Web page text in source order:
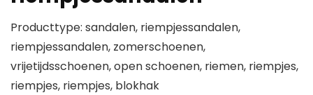
Producttype: sandalen, riempjessandalen,
riempjessandalen, zomerschoenen,
vrijetijdsschoenen, open schoenen, riemen, riempjes,
riempjes, riempjes, blokhak